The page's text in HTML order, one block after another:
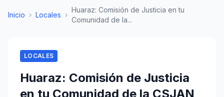
Inicio › Locales ›
Huaraz: Comisión de Justicia en tu
Comunidad de la...
LOCALES
Huaraz: Comisión de Justicia
en tu Comunidad de la CSJAN